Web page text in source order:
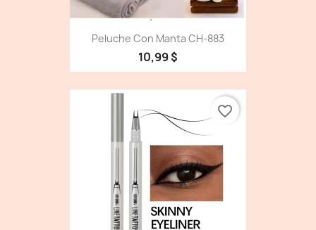
Peluche Con Manta CH-883
10,99 $
favorite_border